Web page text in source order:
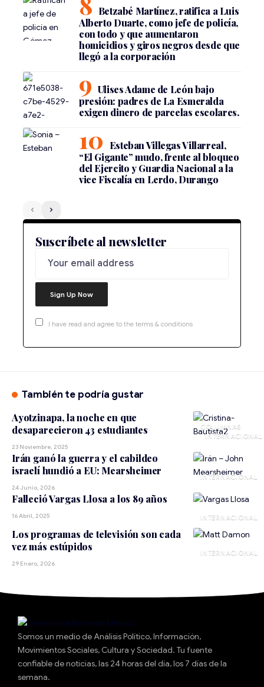
Betzabé Martínez, ratifica a Luis
Alberto Duarte, como jefe de policía,
con todo y que aumentaron
homicidios y giros negros desde que
llegó a la corporación
Ulises Adame de León bajo
presión: padres de La Esmeralda
exigen dinero de parcelas escolares.
Esteban Villegas Villarreal,
“El Gigante” mudo, frente al bloqueo
del Ejercito y Guardia Nacional a la
vice Fiscalía en Lerdo, Durango
Suscríbete al newsletter
I have read and agree to the terms & conditions
También te podría gustar
INTERNACIONAL
Ayotzinapa, la noche en que
desaparecieron 43 estudiantes
23 Noviembre, 2025
INTERNACIONAL
Irán ganó la guerra y el cabildeo
israelí hundió a EU: Mearsheimer
24 Junio, 2026
INTERNACIONAL
Falleció Vargas Llosa a los 89 años
16 Abril, 2025
INTERNACIONAL
Los programas de televisión son cada
vez más estúpidos
29 Enero, 2026
Somos un medio de Análisis Político, Información,
Movimientos Sociales, Cultura y Sociedad. Tu fuente
confiable de noticias, las 24 horas del día, los 7 días de la
semana.